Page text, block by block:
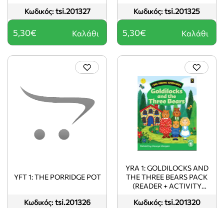
Κωδικός: tsi.201327
5,30€ Καλάθι
Κωδικός: tsi.201325
5,30€ Καλάθι
Κωδικός: tsi.201326
YFT 1: THE PORRIDGE POT
Κωδικός: tsi.201320
YRA 1: GOLDILOCKS AND
THE THREE BEARS PACK
(READER + ACTIVITY